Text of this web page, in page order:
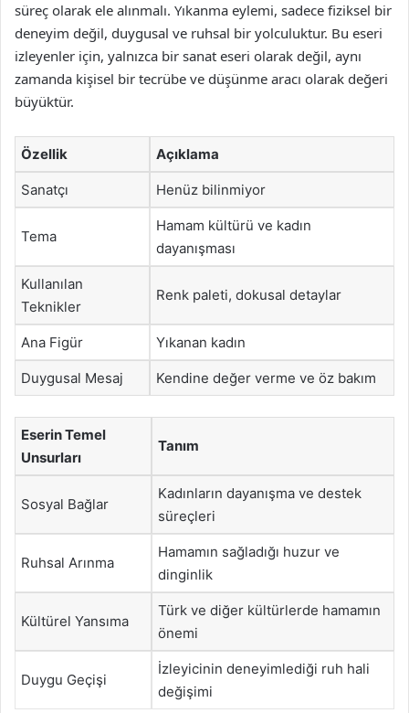
süreç olarak ele alınmalı. Yıkanma eylemi, sadece fiziksel bir
deneyim değil, duygusal ve ruhsal bir yolculuktur. Bu eseri
izleyenler için, yalnızca bir sanat eseri olarak değil, aynı
zamanda kişisel bir tecrübe ve düşünme aracı olarak değeri
büyüktür.
Özellik Açıklama
Sanatçı Henüz bilinmiyor
Tema
Hamam kültürü ve kadın
dayanışması
Kullanılan
Teknikler
Renk paleti, dokusal detaylar
Ana Figür Yıkanan kadın
Duygusal Mesaj Kendine değer verme ve öz bakım
Eserin Temel
Unsurları
Tanım
Sosyal Bağlar
Kadınların dayanışma ve destek
süreçleri
Ruhsal Arınma
Hamamın sağladığı huzur ve
dinginlik
Kültürel Yansıma
Türk ve diğer kültürlerde hamamın
önemi
Duygu Geçişi
İzleyicinin deneyimlediği ruh hali
değişimi